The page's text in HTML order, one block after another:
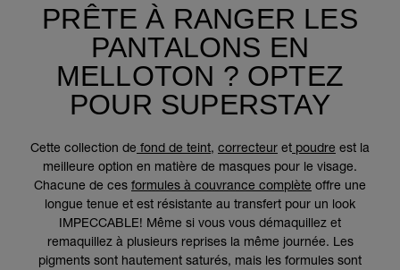
PRÊTE À RANGER LES
PANTALONS EN
MELLOTON ? OPTEZ
POUR SUPERSTAY
Cette collection de fond de teint, correcteur et poudre est la
meilleure option en matière de masques pour le visage.
Chacune de ces formules à couvrance complète offre une
longue tenue et est résistante au transfert pour un look
IMPECCABLE! Même si vous vous démaquillez et
remaquillez à plusieurs reprises la même journée. Les
pigments sont hautement saturés, mais les formules sont